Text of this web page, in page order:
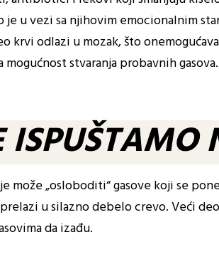
u vezi sa njihovim emocionalnim
krvi odlazi u mozak, što
stvaranja probavnih gasova.
može „osloboditi“ gasove koji se
u silazno debelo crevo. Veći
da izađu.